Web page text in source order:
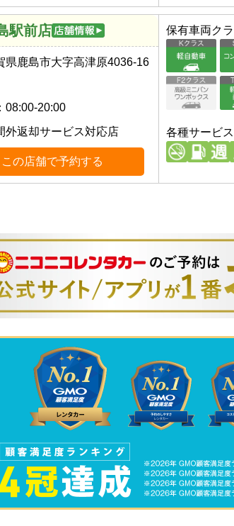
駅前店
県鹿島市大字高津原4036-16
08:00-20:00
外返却サービス対応店
この店舗で予約する
保有車両ク
各種サービス